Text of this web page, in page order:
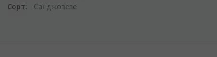
Сорт
Санджовезе